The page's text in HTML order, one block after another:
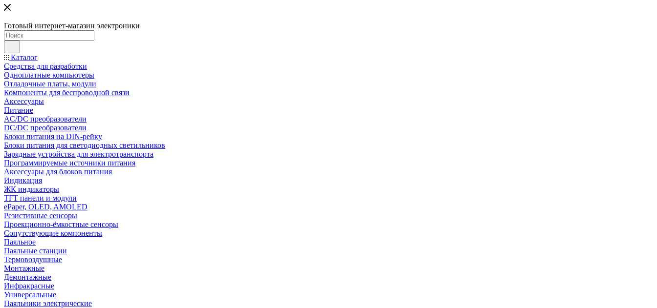
Готовый интернет-магазин электроники
Каталог
Средства для разработки
Одноплатные компьютеры
Отладочные платы, модули
Компоненты для беспроводной связи
Аксессуары
Питание
AC/DC преобразователи
DC/DC преобразователи
Блоки питания на DIN-рейку
Блоки питания для светодиодных светильников
Зарядные устройства для электротранспорта
Программируемые источники питания
Аксессуары для блоков питания
Индикация
ЖК индикаторы
TFT панели и модули
ePaper, OLED, AMOLED
Резистивные сенсоры
Проекционно-ёмкостные сенсоры
Сопутствующие компоненты
Паяльное
Паяльные станции
Термовоздушные
Монтажные
Демонтажные
Инфракрасные
Универсальные
Паяльники электрические